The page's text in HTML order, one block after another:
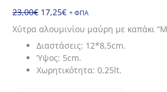
23,00€ Original
price
23,00€.
17,25€Η
τρέχουσα
είναι:
17,25€.
+ ΦΠΑ
Χύτρα αλουμινίου μαύρη με καπάκι
Διαστάσεις: 12*8,5cm.
Ύψος: 5cm.
Χωρητικότητα: 0,25lt.